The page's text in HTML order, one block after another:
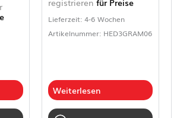
registrieren für Preise
Lieferzeit: 4-6 Wochen
Artikelnummer: HED3GRAM06
Weiterlesen